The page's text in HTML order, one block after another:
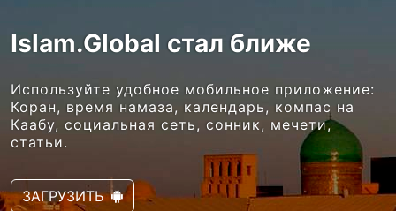
Islam.Global стал ближе
Используйте удобное мобильное приложение:
Коран, время намаза, календарь, компас на
Каабу, социальная сеть, сонник, мечети,
статьи.
ЗАГРУЗИТЬ